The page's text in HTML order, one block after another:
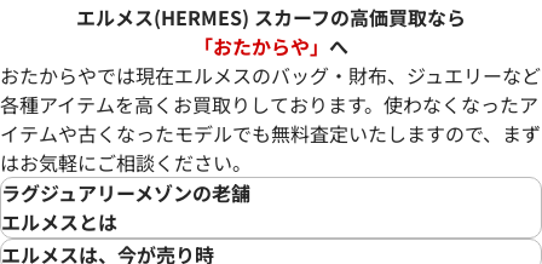
エルメス(HERMES) スカーフの高価買取なら
「おたからや」 へ
おたからやでは現在エルメスのバッグ・財布、ジュエリーなど
各種アイテムを高くお買取りしております。使わなくなったア
イテムや古くなったモデルでも無料査定いたしますので、まず
はお気軽にご相談ください。
ラグジュアリーメゾンの老舗
エルメスとは
エルメスは、今が売り時